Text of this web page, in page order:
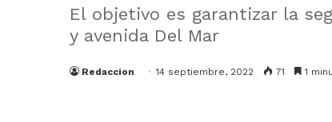
El objetivo es garantizar la
y avenida Del Mar
Redaccion 14 septiembre, 2022 71 1